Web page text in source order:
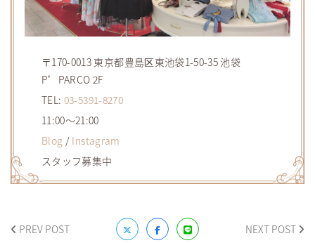
〒170-0013 東京都豊島区東池袋1-50-35 池袋
P’PARCO 2F
TEL: 03-5391-8270
11:00～21:00
Blog / Instagram
スタッフ募集中
PREV POST NEXT POST